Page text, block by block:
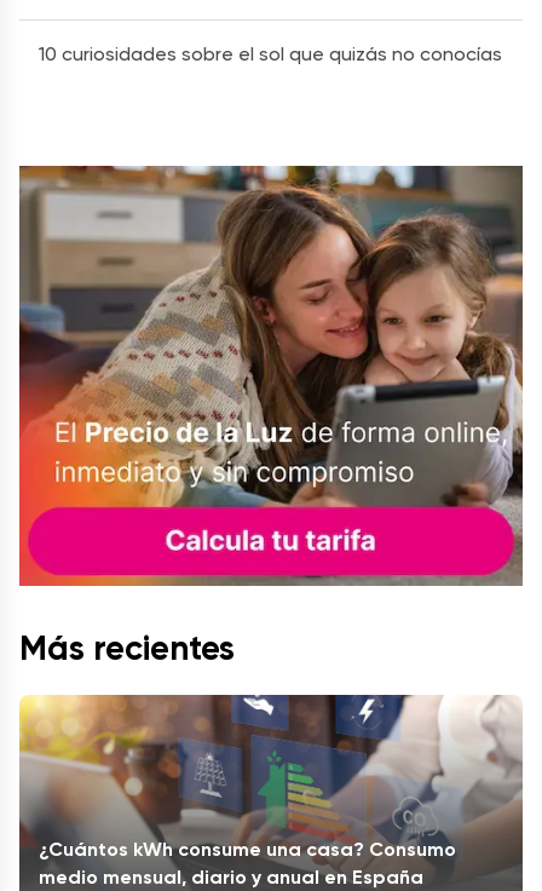
10 curiosidades sobre el sol que quizás no conocías
Más recientes
¿Cuántos kWh consume una casa? Consumo
medio mensual, diario y anual en España